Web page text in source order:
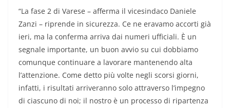
“La fase 2 di Varese – afferma il vicesindaco Daniele
Zanzi – riprende in sicurezza. Ce ne eravamo accorti già
ieri, ma la conferma arriva dai numeri ufficiali. È un
segnale importante, un buon avvio su cui dobbiamo
comunque continuare a lavorare mantenendo alta
l’attenzione. Come detto più volte negli scorsi giorni,
infatti, i risultati arriveranno solo attraverso l’impegno
di ciascuno di noi; il nostro è un processo di ripartenza